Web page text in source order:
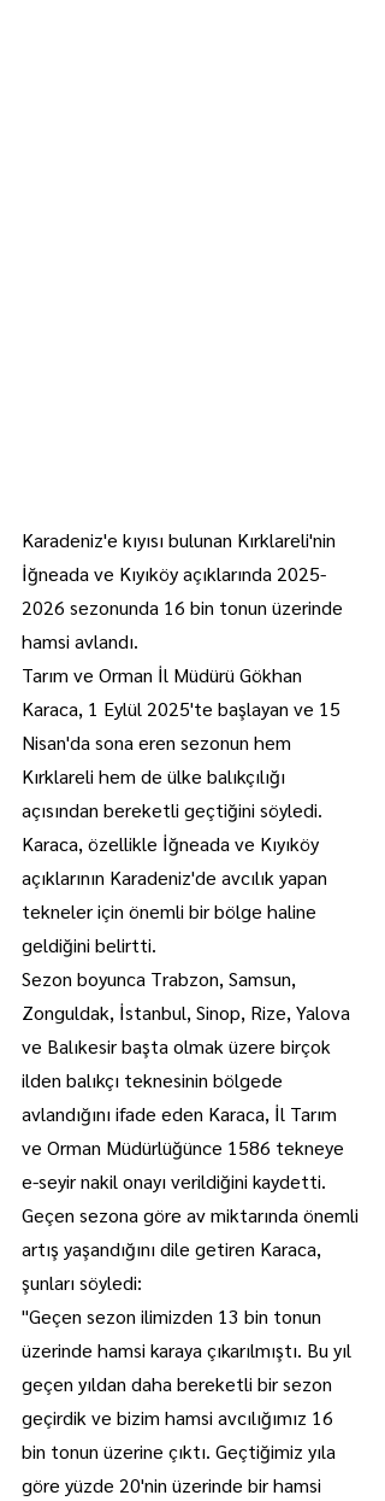
Karadeniz'e kıyısı bulunan Kırklareli'nin
İğneada ve Kıyıköy açıklarında 2025-
2026 sezonunda 16 bin tonun üzerinde
hamsi avlandı.
Tarım ve Orman İl Müdürü Gökhan
Karaca, 1 Eylül 2025'te başlayan ve 15
Nisan'da sona eren sezonun hem
Kırklareli hem de ülke balıkçılığı
açısından bereketli geçtiğini söyledi.
Karaca, özellikle İğneada ve Kıyıköy
açıklarının Karadeniz'de avcılık yapan
tekneler için önemli bir bölge haline
geldiğini belirtti.
Sezon boyunca Trabzon, Samsun,
Zonguldak, İstanbul, Sinop, Rize, Yalova
ve Balıkesir başta olmak üzere birçok
ilden balıkçı teknesinin bölgede
avlandığını ifade eden Karaca, İl Tarım
ve Orman Müdürlüğünce 1586 tekneye
e-seyir nakil onayı verildiğini kaydetti.
Geçen sezona göre av miktarında önemli
artış yaşandığını dile getiren Karaca,
şunları söyledi:
"Geçen sezon ilimizden 13 bin tonun
üzerinde hamsi karaya çıkarılmıştı. Bu yıl
geçen yıldan daha bereketli bir sezon
geçirdik ve bizim hamsi avcılığımız 16
bin tonun üzerine çıktı. Geçtiğimiz yıla
göre yüzde 20'nin üzerinde bir hamsi